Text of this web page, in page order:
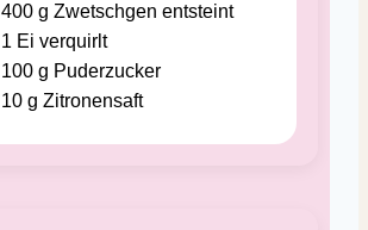
400 g Zwetschgen entsteint
1 Ei verquirlt
100 g Puderzucker
10 g Zitronensaft